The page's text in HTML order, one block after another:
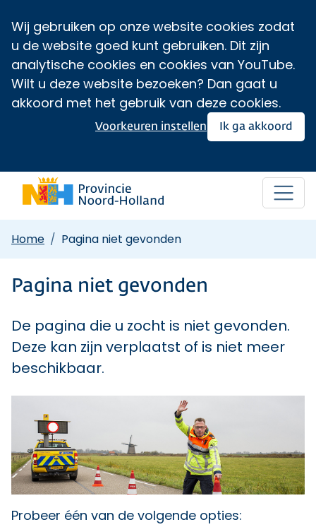
Wij gebruiken op onze website cookies zodat
u de website goed kunt gebruiken. Dit zijn
analytische cookies en cookies van YouTube.
Wilt u deze website bezoeken? Dan gaat u
akkoord met het gebruik van deze cookies.
Ik ga akkoord
Voorkeuren instellen
Home Pagina niet gevonden
Pagina niet gevonden
De pagina die u zocht is niet gevonden.
Deze kan zijn verplaatst of is niet meer
beschikbaar.
Probeer één van de volgende opties: